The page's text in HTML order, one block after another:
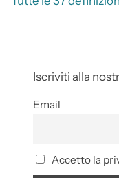
Iscriviti alla
Email
Accetto la